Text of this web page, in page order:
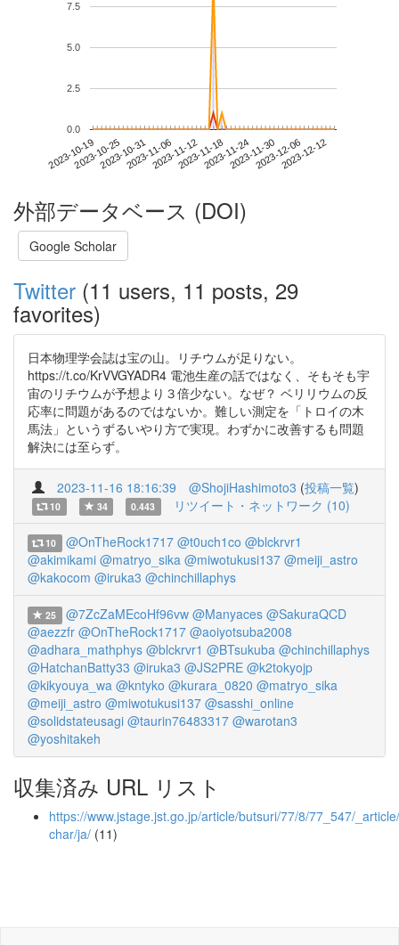
2023-10-192023-10-252023-10-312023-11-062023-11-122023-11-182023-11-242023-11-302023-12-062023-12-12
0.0
2.5
5.0
7.5
外部データベース (DOI)
Google Scholar
Twitter (11 users, 11 posts, 29
favorites)
日本物理学会誌は宝の山。リチウムが足りない。
https://t.co/KrVVGYADR4 電池生産の話ではなく、そもそも宇
宙のリチウムが予想より３倍少ない。なぜ？ ベリリウムの反
応率に問題があるのではないか。難しい測定を「トロイの木
馬法」というずるいやり方で実現。わずかに改善するも問題
解決には至らず。
2023-11-16 18:16:39 @ShojiHashimoto3 (投稿一覧)
10 34 0.443 リツイート・ネットワーク (10)
10 @OnTheRock1717 @t0uch1co @blckrvr1
@akimikami @matryo_sika @miwotukusi137 @meiji_astro
@kakocom @iruka3 @chinchillaphys
25 @7ZcZaMEcoHf96vw @Manyaces @SakuraQCD
@aezzfr @OnTheRock1717 @aoiyotsuba2008
@adhara_mathphys @blckrvr1 @BTsukuba @chinchillaphys
@HatchanBatty33 @iruka3 @JS2PRE @k2tokyojp
@kikyouya_wa @kntyko @kurara_0820 @matryo_sika
@meiji_astro @miwotukusi137 @sasshi_online
@solidstateusagi @taurin76483317 @warotan3
@yoshitakeh
収集済み URL リスト
https://www.jstage.jst.go.jp/article/butsuri/77/8/77_547/
char/ja/ (11)